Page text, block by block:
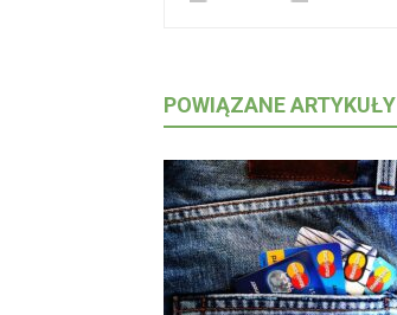
POWIĄZANE ARTYKUŁY